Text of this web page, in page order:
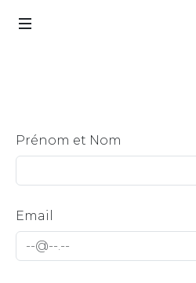
Prénom et Nom
Email